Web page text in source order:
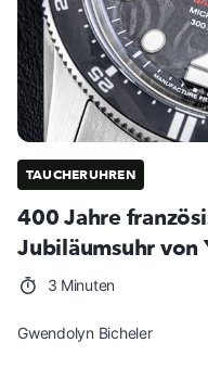
TAUCHERUHREN
400 Jahre
Jubiläumsuhr von
3 Minuten
Gwendolyn Bicheler